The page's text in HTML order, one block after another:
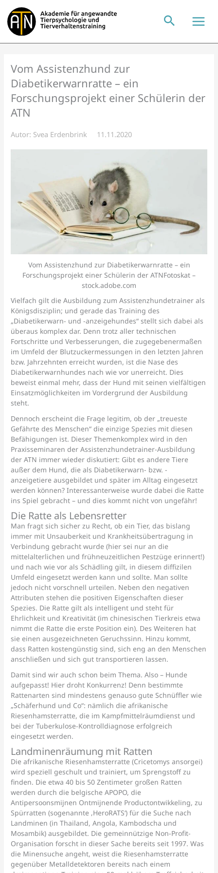
Inhalt
springen
Vom Assistenzhund zur
Diabetikerwarnratte – ein
Forschungsprojekt einer Schülerin der
ATN
Autor: Svea Erdenbrink 11.11.2020
Vom Assistenzhund zur Diabetikerwarnratte – ein
Forschungsprojekt einer Schülerin der ATNFotoskat –
stock.adobe.com
Vielfach gilt die Ausbildung zum Assistenzhundetrainer als
Königsdisziplin; und gerade das Training des
„Diabetikerwarn- und -anzeigehundes“ stellt sich dabei als
überaus komplex dar. Denn trotz aller technischen
Fortschritte und Verbesserungen, die zugegebenermaßen
im Umfeld der Blutzuckermessungen in den letzten Jahren
bzw. Jahrzehnten erreicht wurden, ist die Nase des
Diabetikerwarnhundes nach wie vor unerreicht. Dies
beweist einmal mehr, dass der Hund mit seinen vielfältigen
Einsatzmöglichkeiten im Vordergrund der Ausbildung
steht.
Dennoch erscheint die Frage legitim, ob der „treueste
Gefährte des Menschen“ die einzige Spezies mit diesen
Befähigungen ist. Dieser Themenkomplex wird in den
Praxisseminaren der Assistenzhundetrainer-Ausbildung
der ATN immer wieder diskutiert: Gibt es andere Tiere
außer dem Hund, die als Diabetikerwarn- bzw. -
anzeigetiere ausgebildet und später im Alltag eingesetzt
werden können? Interessanterweise wurde dabei die Ratte
ins Spiel gebracht – und dies kommt nicht von ungefähr!
Die Ratte als Lebensretter
Man fragt sich sicher zu Recht, ob ein Tier, das bislang
immer mit Unsauberkeit und Krankheitsübertragung in
Verbindung gebracht wurde (hier sei nur an die
mittelalterlichen und frühneuzeitlichen Pestzüge erinnert!)
und nach wie vor als Schädling gilt, in diesem diffizilen
Umfeld eingesetzt werden kann und sollte. Man sollte
jedoch nicht vorschnell urteilen. Neben den negativen
Attributen stehen die positiven Eigenschaften dieser
Spezies. Die Ratte gilt als intelligent und steht für
Ehrlichkeit und Kreativität (im chinesischen Tierkreis etwa
nimmt die Ratte die erste Position ein). Des Weiteren hat
sie einen ausgezeichneten Geruchssinn. Hinzu kommt,
dass Ratten kostengünstig sind, sich eng an den Menschen
anschließen und sich gut transportieren lassen.
Damit sind wir auch schon beim Thema. Also – Hunde
aufgepasst! Hier droht Konkurrenz! Denn bestimmte
Rattenarten sind mindestens genauso gute Schnüffler wie
„Schäferhund und Co“: nämlich die afrikanische
Riesenhamsterratte, die im Kampfmittelräumdienst und
bei der Tuberkulose-Kontrolldiagnose erfolgreich
eingesetzt werden.
Landminenräumung mit Ratten
Die afrikanische Riesenhamsterratte (Cricetomys ansorgei)
wird speziell geschult und trainiert, um Sprengstoff zu
finden. Die etwa 40 bis 50 Zentimeter großen Ratten
werden durch die belgische APOPO, die
Antipersoonsmijnen Ontmijnende Productontwikkeling, zu
Spürratten (sogenannte ‚HeroRATS‘) für die Suche nach
Landminen (in Thailand, Angola, Kambodscha und
Mosambik) ausgebildet. Die gemeinnützige Non-Profit-
Organisation forscht in dieser Sache bereits seit 1997. Was
die Minensuche angeht, weist die Riesenhamsterratte
gegenüber Metalldetektoren bereits nach einem